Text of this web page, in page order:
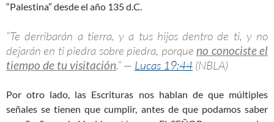
“Palestina” desde el año 135 d.C.
“Te derribarán a tierra, y a tus hijos dentro de ti, y no
dejarán en ti piedra sobre piedra, porqueno conociste el
tiempo de tu visitación.” — Lucas 19:44 (NBLA)
Por otro lado, las Escrituras nos hablan de que múltiples
señales se tienen que cumplir, antes de que podamos saber